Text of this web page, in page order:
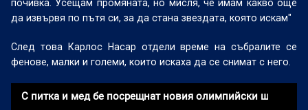
почивка. Усещам промяната, но мисля, че имам какво още
да извървя по пътя си, за да стана звездата, която искам"
След това Карлос Насар отдели време на събралите се
фенове, малки и големи, които искаха да се снимат с него.